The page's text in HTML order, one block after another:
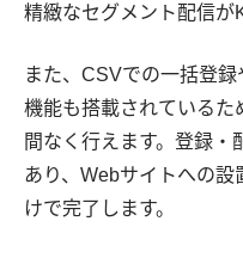
精緻なセグメント配信が
また、CSVでの一括登
機能も搭載されているた
間なく行えます。登録・
あり、Webサイトへの
けで完了します。